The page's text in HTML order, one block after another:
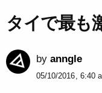
タイで最も
by anngle
05/10/2016, 6:40